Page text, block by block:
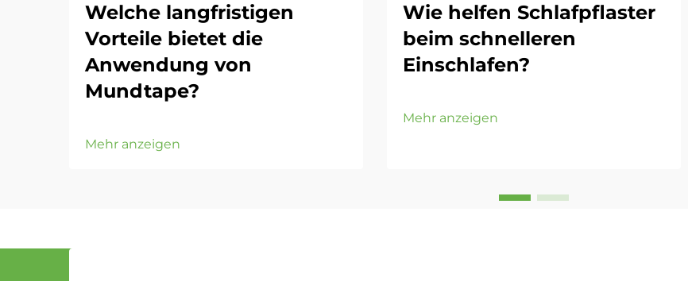
Welche langfristigen
Vorteile bietet die
Anwendung von
Mundtape?
Mehr anzeigen
Wie helfen Schlafpflaster
beim schnelleren
Einschlafen?
Mehr anzeigen